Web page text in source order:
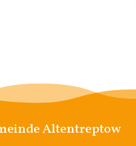
Altentreptow